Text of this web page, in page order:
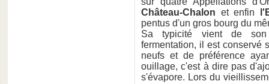
Château-Chalon et enfin
pentus d'un gros bourg du
Sa typicité vient de son
fermentation, il est conservé
neufs et de préférence
ouillage, c'est à dire pas
s'évapore. Lors du